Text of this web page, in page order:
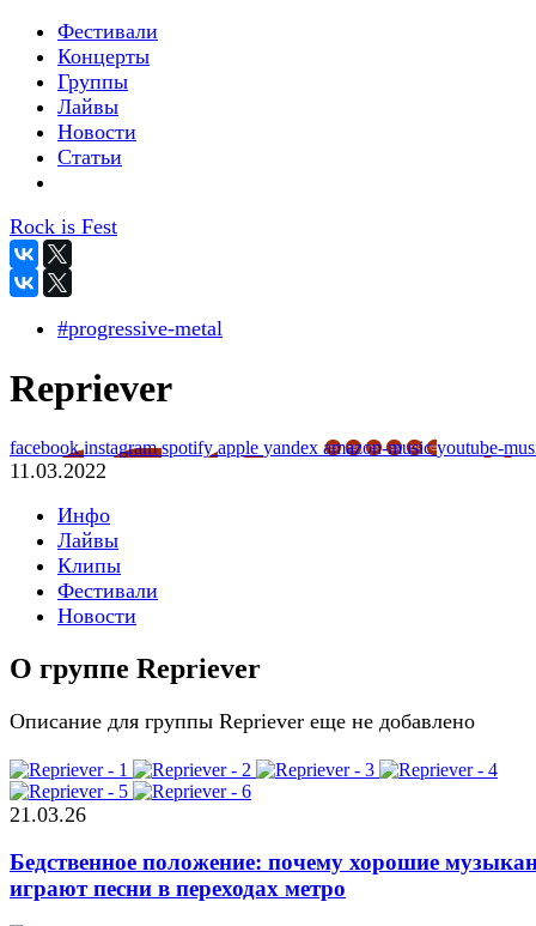
Фестивали
Концерты
Группы
Лайвы
Новости
Статьи
Rock is Fest
#progressive-metal
Repriever
facebookinstagramspotifyapple yandex amazon-musicyoutube-
11.03.2022
Инфо
Лайвы
Клипы
Фестивали
Новости
О группе Repriever
Описание для группы Repriever еще не добавлено
21.03.26
Бедственное положение: почему хорошие
играют песни в переходах метро